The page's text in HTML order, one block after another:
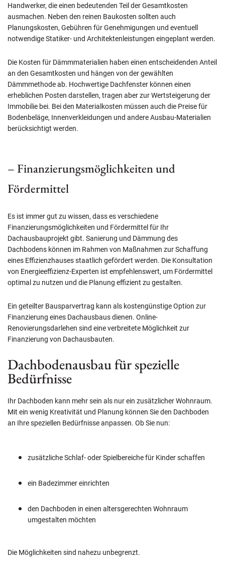
Handwerker, die einen bedeutenden Teil der Gesamtkosten
ausmachen. Neben den reinen Baukosten sollten auch
Planungskosten, Gebühren für Genehmigungen und eventuell
notwendige Statiker- und Architektenleistungen eingeplant werden.
Die Kosten für Dämmmaterialien haben einen entscheidenden Anteil
an den Gesamtkosten und hängen von der gewählten
Dämmmethode ab. Hochwertige Dachfenster können einen
erheblichen Posten darstellen, tragen aber zur Wertsteigerung der
Immobilie bei. Bei den Materialkosten müssen auch die Preise für
Bodenbeläge, Innenverkleidungen und andere Ausbau-Materialien
berücksichtigt werden.
– Finanzierungsmöglichkeiten und
Fördermittel
Es ist immer gut zu wissen, dass es verschiedene
Finanzierungsmöglichkeiten und Fördermittel für Ihr
Dachausbauprojekt gibt. Sanierung und Dämmung des
Dachbodens können im Rahmen von Maßnahmen zur Schaffung
eines Effizienzhauses staatlich gefördert werden. Die Konsultation
von Energieeffizienz-Experten ist empfehlenswert, um Fördermittel
optimal zu nutzen und die Planung effizient zu gestalten.
Ein geteilter Bausparvertrag kann als kostengünstige Option zur
Finanzierung eines Dachausbaus dienen. Online-
Renovierungsdarlehen sind eine verbreitete Möglichkeit zur
Finanzierung von Dachausbauten.
Dachbodenausbau für spezielle
Bedürfnisse
Ihr Dachboden kann mehr sein als nur ein zusätzlicher Wohnraum.
Mit ein wenig Kreativität und Planung können Sie den Dachboden
an Ihre speziellen Bedürfnisse anpassen. Ob Sie nun:
zusätzliche Schlaf- oder Spielbereiche für Kinder schaffen
ein Badezimmer einrichten
den Dachboden in einen altersgerechten Wohnraum
umgestalten möchten
Die Möglichkeiten sind nahezu unbegrenzt.